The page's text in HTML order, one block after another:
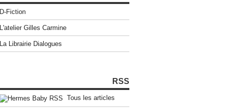
D-Fiction
L'atelier Gilles Carmine
La Librairie Dialogues
RSS
Tous les articles